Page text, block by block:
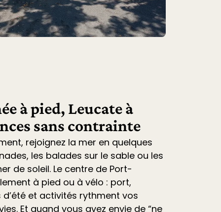
à pied, Leucate à
sans contrainte
rejoignez la mer en quelques
les balades sur le sable ou les
de soleil. Le centre de Port-
à pied ou à vélo : port,
et activités rythment vos
Et quand vous avez envie de “ne